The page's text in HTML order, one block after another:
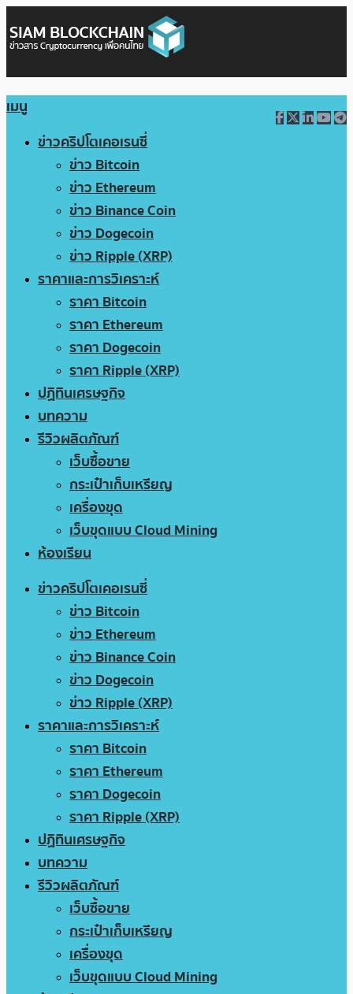
เมนู
ข่าวคริปโตเคอเรนซี่
ข่าว Bitcoin
ข่าว Ethereum
ข่าว Binance Coin
ข่าว Dogecoin
ข่าว Ripple (XRP)
ราคาและการวิเคราะห์
ราคา Bitcoin
ราคา Ethereum
ราคา Dogecoin
ราคา Ripple (XRP)
ปฏิทินเศรษฐกิจ
บทความ
รีวิวผลิตภัณฑ์
เว็บซื้อขาย
กระเป๋าเก็บเหรียญ
เครื่องขุด
เว็บขุดแบบ Cloud Mining
ห้องเรียน
ข่าวคริปโตเคอเรนซี่
ข่าว Bitcoin
ข่าว Ethereum
ข่าว Binance Coin
ข่าว Dogecoin
ข่าว Ripple (XRP)
ราคาและการวิเคราะห์
ราคา Bitcoin
ราคา Ethereum
ราคา Dogecoin
ราคา Ripple (XRP)
ปฏิทินเศรษฐกิจ
บทความ
รีวิวผลิตภัณฑ์
เว็บซื้อขาย
กระเป๋าเก็บเหรียญ
เครื่องขุด
เว็บขุดแบบ Cloud Mining